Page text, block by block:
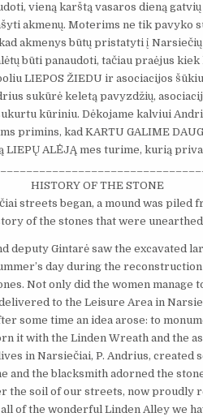
vieną karštą vasaros dieną
akmenų. Moterims ne tik pavyko
akmenys būtų pristatyti į
būti panaudoti, tačiau praėjus
LIEPOS ŽIEDU ir asociacijos šūkiu
sukūrė keletą pavyzdžių,
kūriniu. Dėkojame kalviui
primins, kad KARTU GALIME
LIEPŲ ALĖJĄ mes turime, kurią
HISTORY OF THE STONE
streets began, a mound was piled
of the stones that were
deputy Gintarė saw the excavated
day during the
Not only did the women manage
to the Leisure Area in
some time an idea arose: to
it with the Linden Wreath and the
in Narsiečiai, P. Andrius, created
and the blacksmith adorned the
the soil of our streets, now proudly
of the wonderful Linden Alley we